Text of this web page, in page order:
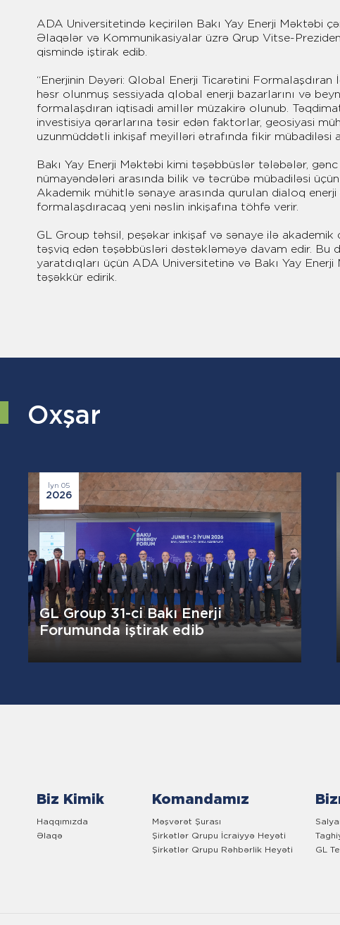
ADA Universitetində keçirilən Bakı Yay Enerji Məktəbi
Əlaqələr və Kommunikasiyalar üzrə Qrup Vitse-
qismində iştirak edib.
“Enerjinin Dəyəri: Qlobal Enerji Ticarətini
həsr olunmuş sessiyada qlobal enerji bazarlarını və
formalaşdıran iqtisadi amillər müzakirə olunub.
investisiya qərarlarına təsir edən faktorlar, geosiyasi
uzunmüddətli inkişaf meyilləri ətrafında fikir mübadiləsi
Bakı Yay Enerji Məktəbi kimi təşəbbüslər tələbələr,
nümayəndələri arasında bilik və təcrübə mübadiləsi
Akademik mühitlə sənaye arasında qurulan dialoq
formalaşdıracaq yeni nəslin inkişafına töhfə verir.
GL Group təhsil, peşəkar inkişaf və sənaye ilə akademik
təşviq edən təşəbbüsləri dəstəkləməyə davam edir. Bu
yaratdıqları üçün ADA Universitetinə və Bakı Yay Enerji
təşəkkür edirik.
Oxşar
İyn 05
2026
GL Group 31-ci Bakı Enerji
Forumunda iştirak edib
Biz Kimik
Haqqımızda
Əlaqə
Komandamız
Məşvərət Şurası
Şirkətlər Qrupu İcraiyyə Heyəti
Şirkətlər Qrupu Rəhbərlik Heyəti
GL